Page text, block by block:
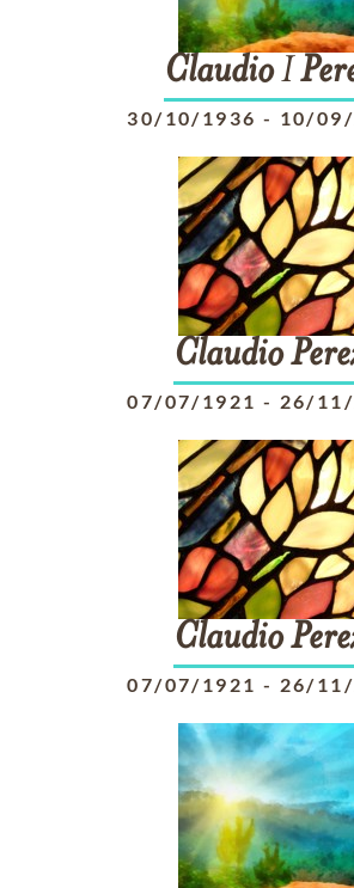
ClaudioI
30/10/1936 - 10/
Claudio
07/07/1921 - 26/
Claudio
07/07/1921 - 26/